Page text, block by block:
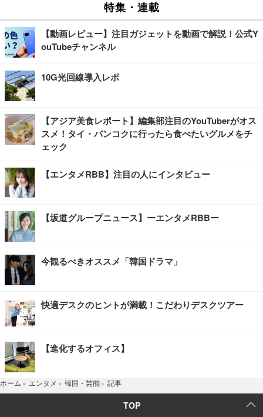
特集・連載
【動画レビュー】注目ガジェットを動画で解説！公式Y
ouTubeチャンネル
10G光回線導入レポ
【アジア美食レポート】編集部注目のYouTuberがオス
スメ！タイ・バンコクに行ったら食べたいグルメをチ
ェック
【エンタメRBB】注目の人にインタビュー
【坂道グループニュース】ーエンタメRBBー
今観るべきオススメ「韓国ドラマ」
快適デスクのヒントが満載！こだわりデスクツアー
【進化するオフィス】
ホーム › エンタメ › 韓国・芸能 › 記事
TOP